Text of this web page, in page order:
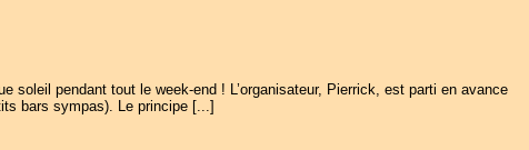
soleil pendant tout le week-end ! L’organisateur, Pierrick, est parti en avance
bars sympas). Le principe [...]